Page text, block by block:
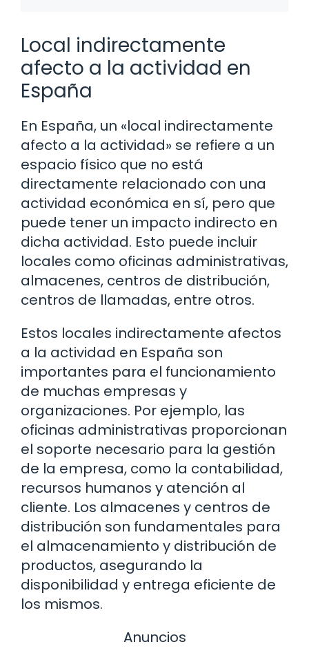
Local indirectamente
afecto a la actividad en
España
En España, un «local indirectamente
afecto a la actividad» se refiere a un
espacio físico que no está
directamente relacionado con una
actividad económica en sí, pero que
puede tener un impacto indirecto en
dicha actividad. Esto puede incluir
locales como oficinas administrativas,
almacenes, centros de distribución,
centros de llamadas, entre otros.
Estos locales indirectamente afectos
a la actividad en España son
importantes para el funcionamiento
de muchas empresas y
organizaciones. Por ejemplo, las
oficinas administrativas proporcionan
el soporte necesario para la gestión
de la empresa, como la contabilidad,
recursos humanos y atención al
cliente. Los almacenes y centros de
distribución son fundamentales para
el almacenamiento y distribución de
productos, asegurando la
disponibilidad y entrega eficiente de
los mismos.
Anuncios